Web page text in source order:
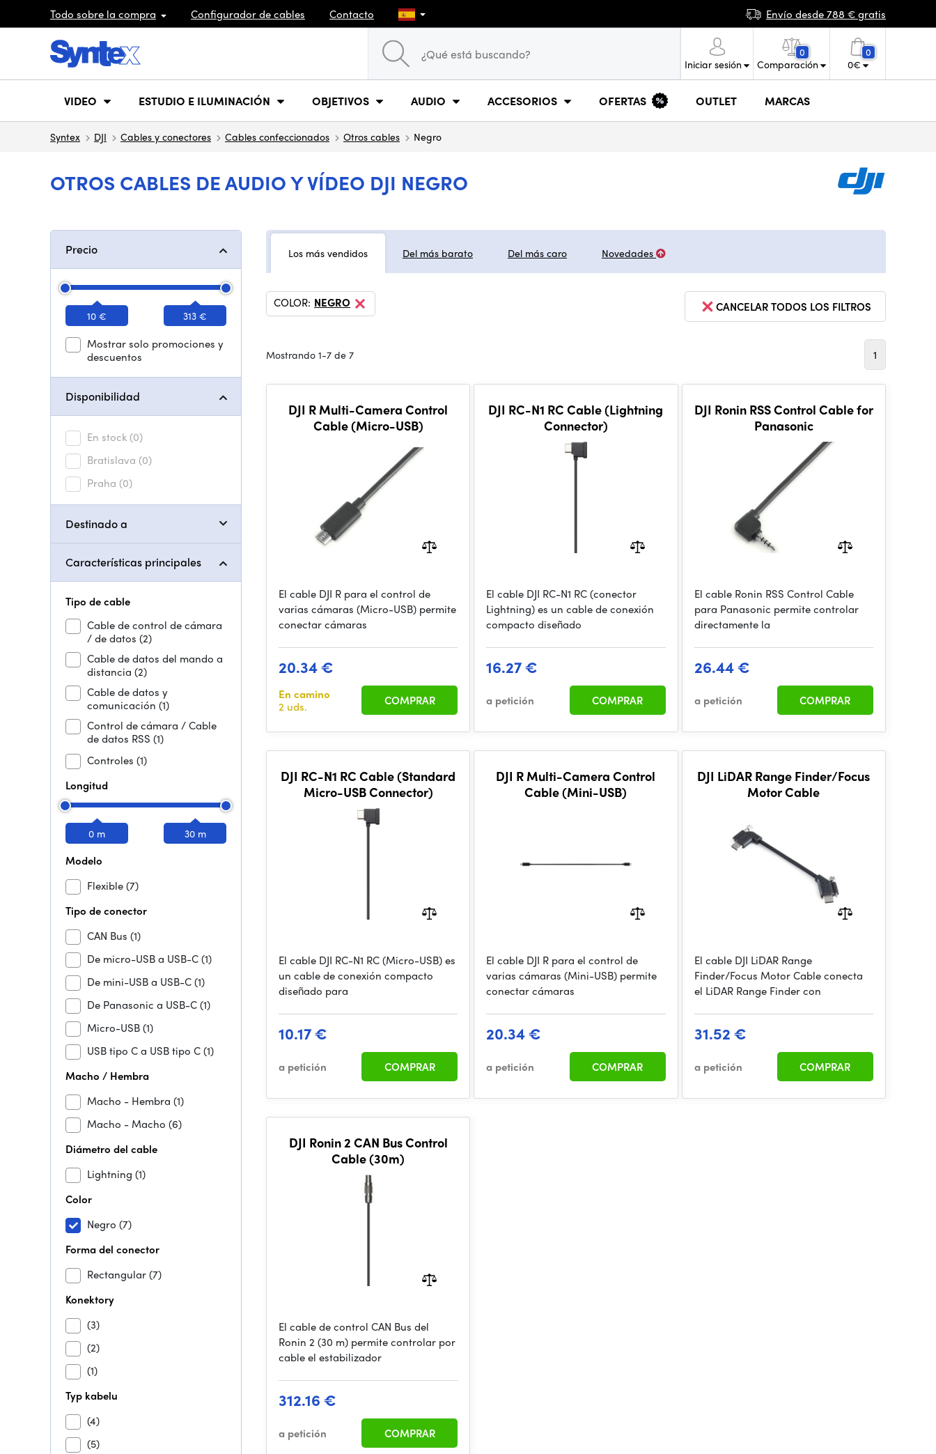
Todo sobre la compra Configurador de cables Contacto Envío desde 788 € gratis
Iniciar sesión
0
Comparación
0
0€
VIDEO ESTUDIO E ILUMINACIÓN OBJETIVOS AUDIO ACCESORIOS OFERTAS OUTLET MARCAS
Syntex DJI Cables y conectores Cables confeccionados Otros cables Negro
OTROS CABLES DE AUDIO Y VÍDEO DJI NEGRO
Precio
10 € 313 €
Mostrar solo promociones y
descuentos
Disponibilidad
En stock (0)
Bratislava (0)
Praha (0)
Destinado a
Características principales
Tipo de cable
Cable de control de cámara
/ de datos (2)
Cable de datos del mando a
distancia (2)
Cable de datos y
comunicación (1)
Control de cámara / Cable
de datos RSS (1)
Controles (1)
Longitud
0 m 30 m
Modelo
Flexible(7)
Tipo de conector
CAN Bus (1)
De micro-USB a USB-C(1)
De mini-USB a USB-C(1)
De Panasonic a USB-C(1)
Micro-USB(1)
USB tipo C a USB tipo C(1)
Macho / Hembra
Macho - Hembra (1)
Macho - Macho (6)
Diámetro del cable
Lightning (1)
Color
Negro (7)
Forma del conector
Rectangular(7)
Konektory
(3)
(2)
(1)
Typ kabelu
(4)
(5)
Los más vendidos Del más barato Del más caro Novedades
CANCELAR TODOS LOS FILTROS
COLOR: NEGRO
Mostrando 1-7 de 7 1
DJI R Multi-Camera Control
Cable (Micro-USB)
El cable DJI R para el control de
varias cámaras (Micro-USB) permite
conectar cámaras
20.34 €
En camino
2 uds.
COMPRAR
DJI RC-N1 RC Cable (Lightning
Connector)
El cable DJI RC-N1 RC (conector
Lightning) es un cable de conexión
compacto diseñado
16.27 €
a petición COMPRAR
DJI Ronin RSS Control Cable for
Panasonic
El cable Ronin RSS Control Cable
para Panasonic permite controlar
directamente la
26.44 €
a petición COMPRAR
DJI RC-N1 RC Cable (Standard
Micro-USB Connector)
El cable DJI RC-N1 RC (Micro-USB) es
un cable de conexión compacto
diseñado para
10.17 €
a petición COMPRAR
DJI R Multi-Camera Control
Cable (Mini-USB)
El cable DJI R para el control de
varias cámaras (Mini-USB) permite
conectar cámaras
20.34 €
a petición COMPRAR
DJI LiDAR Range Finder/Focus
Motor Cable
El cable DJI LiDAR Range
Finder/Focus Motor Cable conecta
el LiDAR Range Finder con
31.52 €
a petición COMPRAR
DJI Ronin 2 CAN Bus Control
Cable (30m)
El cable de control CAN Bus del
Ronin 2 (30 m) permite controlar por
cable el estabilizador
312.16 €
a petición COMPRAR